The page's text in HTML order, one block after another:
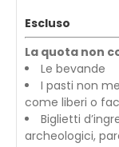
Escluso
La quota non
Le bevande
I pasti non
come liberi o
Biglietti
archeologici,